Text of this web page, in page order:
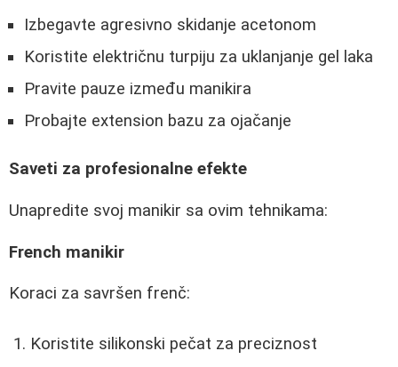
Izbegavte agresivno skidanje acetonom
Koristite električnu turpiju za uklanjanje gel laka
Pravite pauze između manikira
Probajte extension bazu za ojačanje
Saveti za profesionalne efekte
Unapredite svoj manikir sa ovim tehnikama:
French manikir
Koraci za savršen frenč:
Koristite silikonski pečat za preciznost